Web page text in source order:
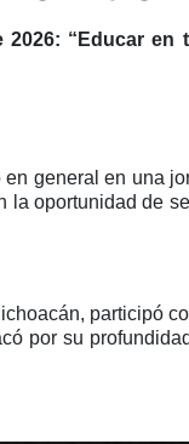
2026: “Educar
general en una
oportunidad de
participó
por su